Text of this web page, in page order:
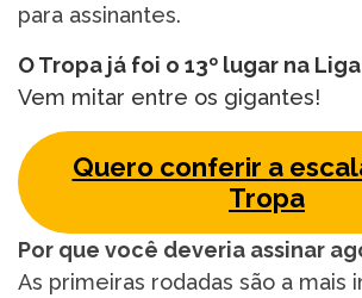
para assinantes.
O Tropa já foi o 13º lugar na
Vem mitar entre os gigantes!
Quero conferir a
Tropa
Por que você deveria assinar
As primeiras rodadas são a mais